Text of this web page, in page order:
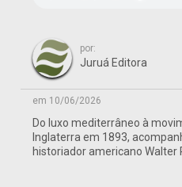
por:
Juruá Editora
em 10/06/2026
Do luxo mediterrâneo à
Inglaterra em 1893,
historiador americano Walter